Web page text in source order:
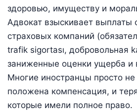
здоровью, имуществу и
Адвокат взыскивает выплаты
страховых компаний
trafik sigortası, добровольная
заниженные оценки ущерба и
Многие иностранцы просто не
положена компенсация, и
которые имели полное право.